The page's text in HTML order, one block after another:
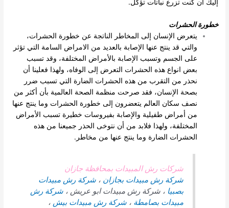
إليك ان كنت تزرع نباتات تؤكل.
خطورة الحشرات
يتعرض الإنسان إلى المخاطر الناتجة عن خطورة الحشرات،
والتي قد ينتج عنها الإصابة بالعديد من الامراض السامة التي تؤثر
على الجسم وتسبب الإصابة بالأمراض المختلفة، وقد تسبب
بعض انواع هذه الحشرات التعرض إلى الوفاه، ولهذا فعلينا أن
نحذر من التقرب من هذه الحشرات الضارة التي تسبب ضرر
بصحة الإنسان، فقد صرحت منظمة الصحة العالمية بأن أكثر من
نصف سكان العالم يتعضرون إلى خطورة الحشرات وما ينتج عنها
من أمراض طفيلية والإصابة بفيروسات خطيرة تسبب الأمراض
المختلفة، ولهذا فلابد من أن نتوخى الحذر جميعنا من هذه
الحشرات الضارة وما ينتج عنها من مخاطر.
شركات رش المبيدات بمحافظة جازان
شركة رش مبيدات بجازان ،شركة رش مبيدات
بصبيا ، شركة رش مبيدات ابو عريش ،شركة رش
مبيدات بصامطة ،شركة رش مبيدات بيش ،